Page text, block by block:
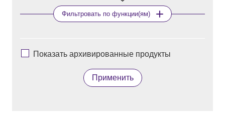
Фильтровать по функции(ям)
Показать архивированные продукты
Применить